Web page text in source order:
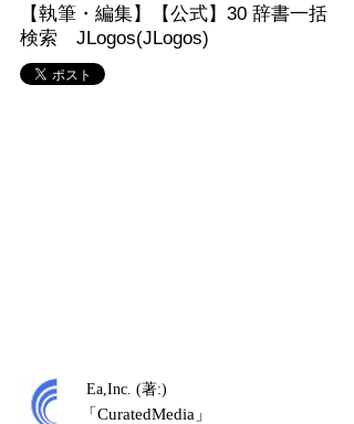
【執筆・編集】【公式】30 辞書一括
検索 JLogos(JLogos)
Ea,Inc. (著:)
「CuratedMedia」